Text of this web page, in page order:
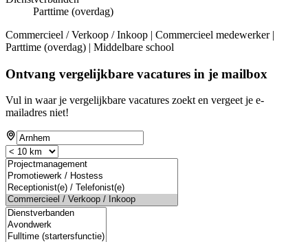
Parttime (overdag)
Commercieel / Verkoop / Inkoop | Commercieel medewerker |
Parttime (overdag) | Middelbare school
Ontvang vergelijkbare vacatures in je mailbox
Vul in waar je vergelijkbare vacatures zoekt en vergeet je e-
mailadres niet!